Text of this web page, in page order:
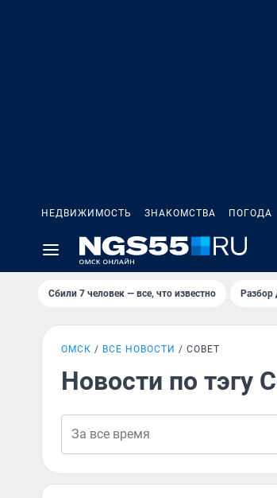
НЕДВИЖИМОСТЬ ЗНАКОМСТВА ПОГОДА
Сбили 7 человек — все, что известно Разбор
ОМСК ВСЕ НОВОСТИ СОВЕТ
Новости по тэгу